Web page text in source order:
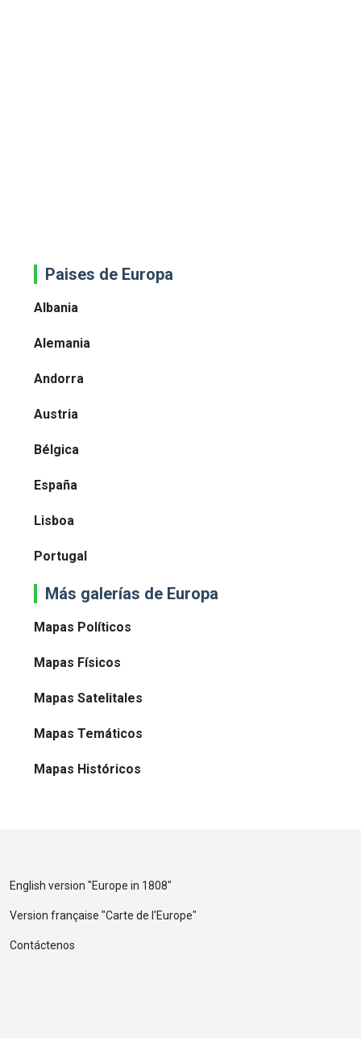
Paises de Europa
Albania
Alemania
Andorra
Austria
Bélgica
España
Lisboa
Portugal
Más galerías de Europa
Mapas Políticos
Mapas Físicos
Mapas Satelitales
Mapas Temáticos
Mapas Históricos
English version "Europe in 1808"
Version française "Carte de l'Europe"
Contáctenos